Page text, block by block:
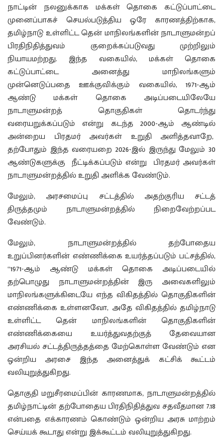
நாட்டின் நலனுக்காக மக்கள் தொகை கட்டுப்பாட்டை
முனைப்பாகச் செயல்படுத்திய ஒரே காரணத்திற்காக,
தமிழ்நாடு உள்ளிட்ட தென் மாநிலங்களின் நாடாளுமன்றப்
பிரதிநிதித்துவம் குறைக்கப்படுவது முற்றிலும்
நியாயமற்றது. இந்த வகையில், மக்கள் தொகை
கட்டுப்பாட்டை அனைத்து மாநிலங்களும்
முன்னெடுப்பதை ஊக்குவிக்கும் வகையில், 1971-ஆம்
ஆண்டு மக்கள் தொகை அடிப்படையிலேயே
நாடாளுமன்றத் தொகுதிகள் தொடர்ந்து
வரையறுக்கப்படும் என்று கடந்த 2000-ஆம் ஆண்டில்
அன்றைய பிரதமர் அவர்கள் உறுதி அளித்தவாறே,
தற்போதும் இந்த வரையறை 2026-இல் இருந்து மேலும் 30
ஆண்டுகளுக்கு நீட்டிக்கப்படும் என்று பிரதமர் அவர்கள்
நாடாளுமன்றத்தில் உறுதி அளிக்க வேண்டும்.
மேலும், அரசமைப்பு சட்டத்தில் அதற்குரிய சட்டத்
திருத்தமும் நாடாளுமன்றத்தில் நிறைவேற்றப்பட
வேண்டும்.
மேலும், நாடாளுமன்றத்தில் தற்போதைய
உறுப்பினர்களின் எண்ணிக்கை உயர்த்தப்படும் பட்சத்தில்,
“1971-ஆம் ஆண்டு மக்கள் தொகை அடிப்படையில்
தற்பொழுது நாடாளுமன்றத்தின் இரு அவைகளிலும்
மாநிலங்களுக்கிடையே எந்த விகிதத்தில் தொகுதிகளின்
எண்ணிக்கை உள்ளனவோ, அதே விகிதத்தில் தமிழ்நாடு
உள்ளிட்ட தென் மாநிலங்களின் தொகுதிகளின்
எண்ணிக்கையை உயர்த்துவதற்குத் தேவையான
அரசியல் சட்டத்திருத்தத்தை மேற்கொள்ள வேண்டும் என
ஒன்றிய அரசை இந்த அனைத்துக் கட்சிக் கூட்டம்
வலியுறுத்துகிறது.
தொகுதி மறுசீரமைப்பின் காரணமாக, நாடாளுமன்றத்தில்
தமிழ்நாட்டின் தற்போதைய பிரதிநிதித்துவ சதவீதமான 7.18
என்பதை எக்காரணம் கொண்டும் ஒன்றிய அரசு மாற்றம்
செய்யக் கூடாது என்று இக்கூட்டம் வலியுறுத்துகிறது.